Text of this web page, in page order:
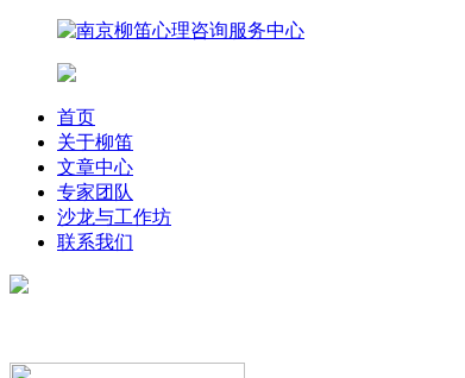
首页
关于柳笛
文章中心
专家团队
沙龙与工作坊
联系我们